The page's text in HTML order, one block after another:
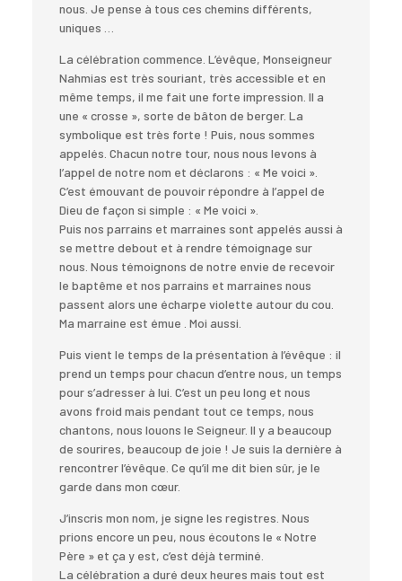
nous. Je pense à tous ces chemins différents,
uniques …
La célébration commence. L’évêque, Monseigneur
Nahmias est très souriant, très accessible et en
même temps, il me fait une forte impression. Il a
une « crosse », sorte de bâton de berger. La
symbolique est très forte ! Puis, nous sommes
appelés. Chacun notre tour, nous nous levons à
l’appel de notre nom et déclarons : « Me voici ».
C’est émouvant de pouvoir répondre à l’appel de
Dieu de façon si simple : « Me voici ».
Puis nos parrains et marraines sont appelés aussi à
se mettre debout et à rendre témoignage sur
nous. Nous témoignons de notre envie de recevoir
le baptême et nos parrains et marraines nous
passent alors une écharpe violette autour du cou.
Ma marraine est émue . Moi aussi.
Puis vient le temps de la présentation à l’évêque : il
prend un temps pour chacun d’entre nous, un temps
pour s’adresser à lui. C’est un peu long et nous
avons froid mais pendant tout ce temps, nous
chantons, nous louons le Seigneur. Il y a beaucoup
de sourires, beaucoup de joie ! Je suis la dernière à
rencontrer l’évêque. Ce qu’il me dit bien sûr, je le
garde dans mon cœur.
J’inscris mon nom, je signe les registres. Nous
prions encore un peu, nous écoutons le « Notre
Père » et ça y est, c’est déjà terminé.
La célébration a duré deux heures mais tout est